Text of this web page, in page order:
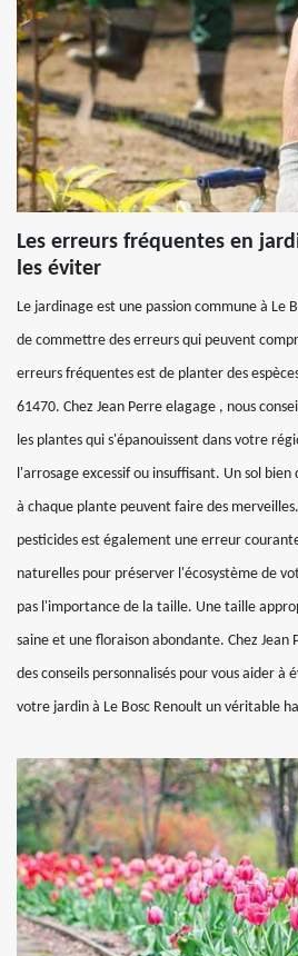
Les erreurs fréquentes en
les éviter
Le jardinage est une passion commune à Le
de commettre des erreurs qui peuvent
erreurs fréquentes est de planter des
61470. Chez Jean Perre elagage , nous
les plantes qui s'épanouissent dans votre
l'arrosage excessif ou insuffisant. Un sol
à chaque plante peuvent faire des
pesticides est également une erreur
naturelles pour préserver l'écosystème de
pas l'importance de la taille. Une taille
saine et une floraison abondante. Chez Jean
des conseils personnalisés pour vous aider à
votre jardin à Le Bosc Renoult un véritable